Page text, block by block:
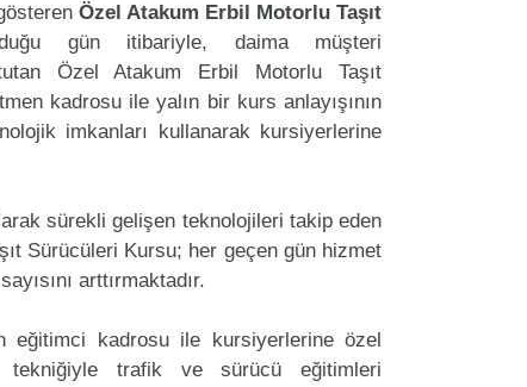
Özel Atakum Erbil Motorlu Taşıt
gün itibariyle, daima müşteri
Özel Atakum Erbil Motorlu Taşıt
kadrosu ile yalın bir kurs anlayışının
imkanları kullanarak kursiyerlerine
sürekli gelişen teknolojileri takip eden
Sürücüleri Kursu; her geçen gün hizmet
arttırmaktadır.
eğitimci kadrosu ile kursiyerlerine özel
trafik ve sürücü eğitimleri